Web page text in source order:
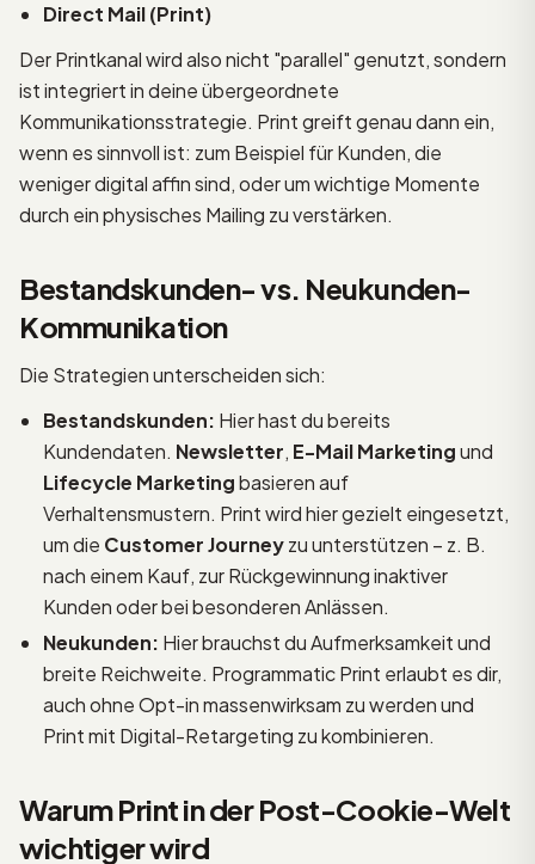
Direct Mail (Print)
Der Printkanal wird also nicht "parallel" genutzt, sondern
ist integriert in deine übergeordnete
Kommunikationsstrategie. Print greift genau dann ein,
wenn es sinnvoll ist: zum Beispiel für Kunden, die
weniger digital affin sind, oder um wichtige Momente
durch ein physisches Mailing zu verstärken.
Bestandskunden- vs. Neukunden-
Kommunikation
Die Strategien unterscheiden sich:
Bestandskunden: Hier hast du bereits
Kundendaten. Newsletter, E-Mail Marketingund
Lifecycle Marketingbasieren auf
Verhaltensmustern. Print wird hier gezielt eingesetzt,
um die Customer Journeyzu unterstützen – z. B.
nach einem Kauf, zur Rückgewinnung inaktiver
Kunden oder bei besonderen Anlässen.
Neukunden: Hier brauchst du Aufmerksamkeit und
breite Reichweite. Programmatic Print erlaubt es dir,
auch ohne Opt-in massenwirksam zu werden und
Print mit Digital-Retargeting zu kombinieren.
Warum Print in der Post-Cookie-Welt
wichtiger wird